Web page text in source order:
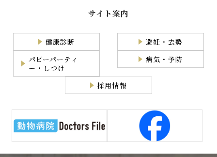
サイト案内
健康診断
避妊・去勢
パピーパーティ
ー・しつけ
病気・予防
採用情報